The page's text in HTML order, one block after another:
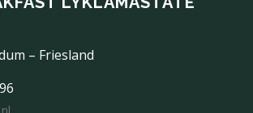
– Friesland